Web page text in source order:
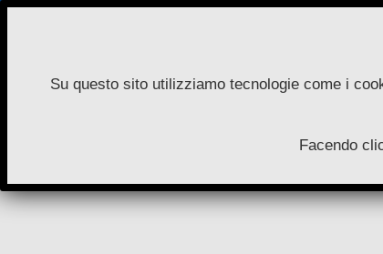
Skip
Su questo sito utilizziamo tecnologie come i
Facendo